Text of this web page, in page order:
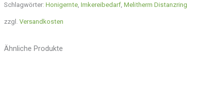
Schlagwörter: Honigernte, Imkereibedarf, Melitherm Distanzring
zzgl. Versandkosten
Ähnliche Produkte